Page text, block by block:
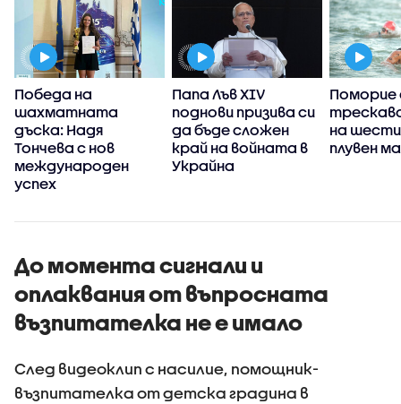
Победа на
шахматната
дъска: Надя
Тончева с нов
международен
успех
Папа Лъв XIV
поднови призива си
да бъде сложен
край на войната в
Украйна
Поморие
на
плувен
До момента сигнали и
оплаквания от въпросната
възпитателка не е имало
След видеоклип с насилие, помощник-
възпитателка от детска градина в